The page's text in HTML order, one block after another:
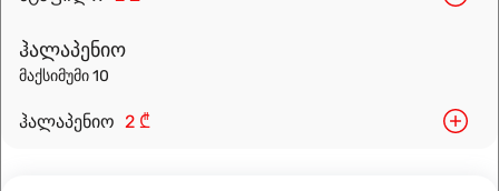
ჰალაპენიო
მაქსიმუმი 10
ჰალაპენიო 2 ₾